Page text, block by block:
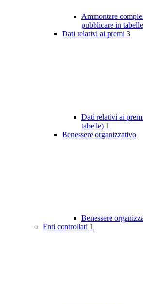
Ammontare
pubblicare in
Dati relativi ai premi 3
Dati relativi ai
tabelle) 1
Benessere organizzativo
Benessere
Enti controllati 1